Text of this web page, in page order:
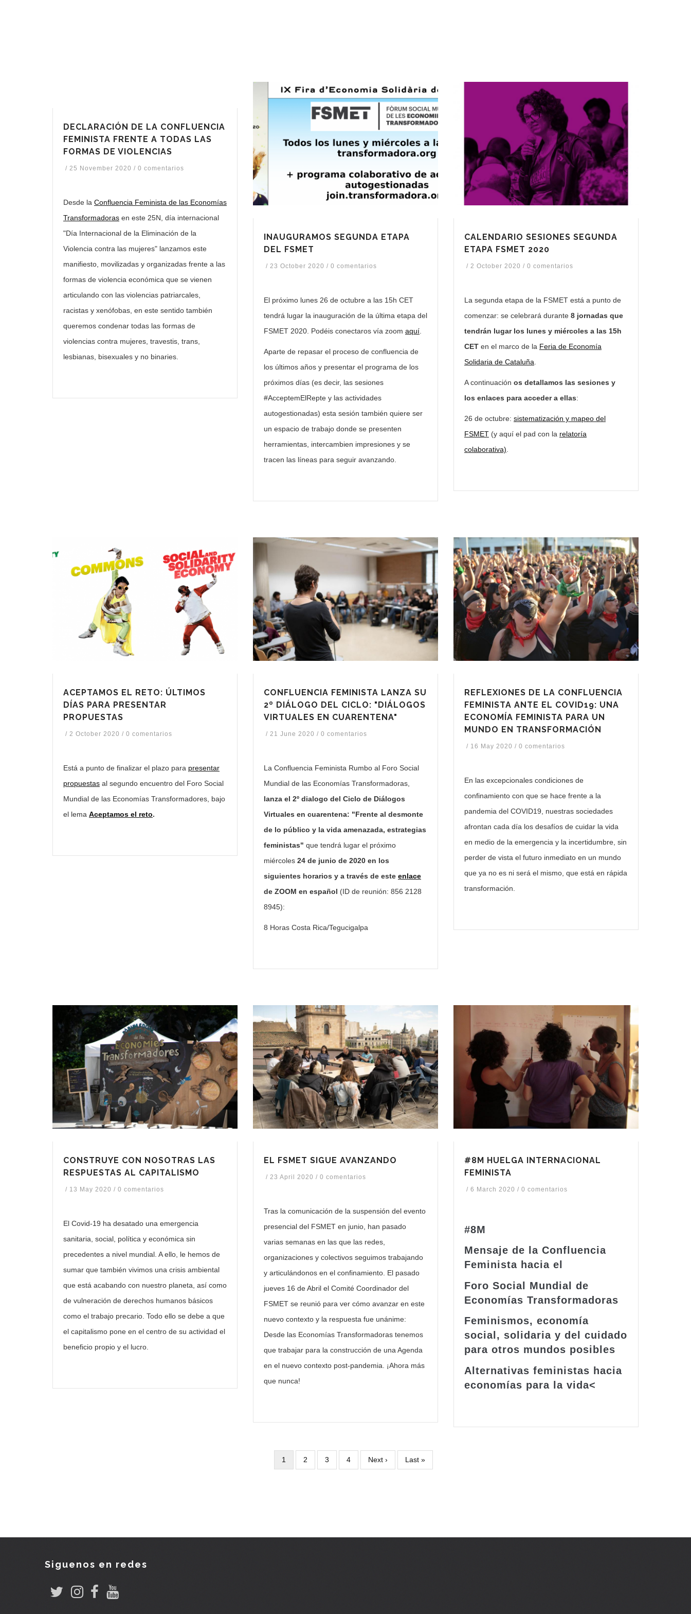
DECLARACIÓN DE LA CONFLUENCIA
FEMINISTA FRENTE A TODAS LAS
FORMAS DE VIOLENCIAS
/ 25 November 2020 / 0 comentarios
Desde la Confluencia Feminista de las Economías
Transformadoras en este 25N, día internacional
"Día Internacional de la Eliminación de la
Violencia contra las mujeres" lanzamos este
manifiesto, movilizadas y organizadas frente a las
formas de violencia económica que se vienen
articulando con las violencias patriarcales,
racistas y xenófobas, en este sentido también
queremos condenar todas las formas de
violencias contra mujeres, travestis, trans,
lesbianas, bisexuales y no binaries.
INAUGURAMOS SEGUNDA ETAPA
DEL FSMET
/ 23 October 2020 / 0 comentarios
El próximo lunes 26 de octubre a las 15h CET
tendrá lugar la inauguración de la última etapa del
FSMET 2020. Podéis conectaros vía zoom aquí.
Aparte de repasar el proceso de confluencia de
los últimos años y presentar el programa de los
próximos días (es decir, las sesiones
#AcceptemElRepte y las actividades
autogestionadas) esta sesión también quiere ser
un espacio de trabajo donde se presenten
herramientas, intercambien impresiones y se
tracen las líneas para seguir avanzando.
CALENDARIO SESIONES SEGUNDA
ETAPA FSMET 2020
/ 2 October 2020 / 0 comentarios
La segunda etapa de la FSMET está a punto de
comenzar: se celebrará durante8 jornadas que
tendrán lugar los lunes y miércoles a las 15h
CETen el marco de la Feria de Economía
Solidaria de Cataluña
A continuación os detallamos las sesiones y
los enlaces para acceder a ellas:
26 de octubre: sistematización y mapeo del
FSMET(y aquí el pad con la relatoría
colaborativa)
ACEPTAMOS EL RETO: ÚLTIMOS
DÍAS PARA PRESENTAR
PROPUESTAS
/ 2 October 2020 / 0 comentarios
Está a punto de finalizar el plazo para presentar
propuestas al segundo encuentro del Foro Social
Mundial de las Economías Transformadores, bajo
el lema Aceptamos el reto.
CONFLUENCIA FEMINISTA LANZA SU
2º DIÁLOGO DEL CICLO: "DIÁLOGOS
VIRTUALES EN CUARENTENA"
/ 21 June 2020 / 0 comentarios
La Confluencia Feminista Rumbo al Foro Social
Mundial de las Economías Transformadoras,
lanza el 2º dialogo del Ciclo de Diálogos
Virtuales en cuarentena: "Frente al desmonte
de lo público y la vida amenazada, estrategias
feministas" que tendrá lugar el próximo
miércoles 24 de junio de 2020 en los
siguientes horarios y a través de este enlace
de ZOOM en español (ID de reunión: 856 2128
8945):
8 Horas Costa Rica/Tegucigalpa
REFLEXIONES DE LA CONFLUENCIA
FEMINISTA ANTE EL COVID19: UNA
ECONOMÍA FEMINISTA PARA UN
MUNDO EN TRANSFORMACIÓN
/ 16 May 2020 / 0 comentarios
En las excepcionales condiciones de
confinamiento con que se hace frente a la
pandemia del COVID19, nuestras sociedades
afrontan cada día los desafíos de cuidar la vida
en medio de la emergencia y la incertidumbre, sin
perder de vista el futuro inmediato en un mundo
que ya no es ni será el mismo, que está en rápida
transformación.
CONSTRUYE CON NOSOTRAS LAS
RESPUESTAS AL CAPITALISMO
/ 13 May 2020 / 0 comentarios
El Covid-19 ha desatado una emergencia
sanitaria, social, política y económica sin
precedentes a nivel mundial. A ello, le hemos de
sumar que también vivimos una crisis ambiental
que está acabando con nuestro planeta, así como
de vulneración de derechos humanos básicos
como el trabajo precario. Todo ello se debe a que
el capitalismo pone en el centro de su actividad el
beneficio propio y el lucro.
EL FSMET SIGUE AVANZANDO
/ 23 April 2020 / 0 comentarios
Tras la comunicación de la suspensión del evento
presencial del FSMET en junio, han pasado
varias semanas en las que las redes,
organizaciones y colectivos seguimos trabajando
y articulándonos en el confinamiento. El pasado
jueves 16 de Abril el Comité Coordinador del
FSMET se reunió para ver cómo avanzar en este
nuevo contexto y la respuesta fue unánime:
Desde las Economías Transformadoras tenemos
que trabajar para la construcción de una Agenda
en el nuevo contexto post-pandemia. ¡Ahora más
que nunca!
#8M HUELGA INTERNACIONAL
FEMINISTA
/ 6 March 2020 / 0 comentarios
#8M
Mensaje de la Confluencia
Feminista hacia el
Foro Social Mundial de
Economías Transformadoras
Feminismos, economía
social, solidaria y del cuidado
para otros mundos posibles
Alternativas feministas hacia
economías para la vida<
Página
1 Página
2 Página
3 Página
4
Siguiente
Next ›
Última
Last »
Siguenos en redes